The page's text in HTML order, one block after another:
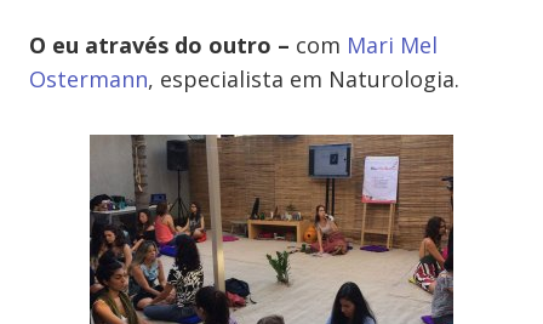
O eu através do outro – com Mari Mel
Ostermann, especialista em Naturologia.